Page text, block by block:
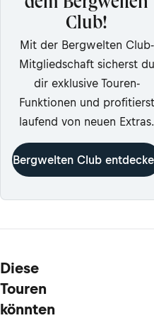
dem Bergwelten
Club!
Mit der Bergwelten Club-
Mitgliedschaft sicherst du
dir exklusive Touren-
Funktionen und profitierst
laufend von neuen Extras.
Bergwelten Club
Diese
Touren
könnten